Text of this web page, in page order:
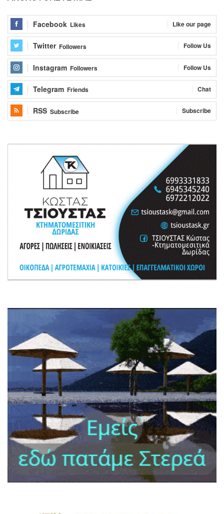
Facebook Likes Like our page
Twitter Followers Follow Us
Instagram Followers Follow Us
Telegram Friends Chat
RSS Subscribe Subscribe